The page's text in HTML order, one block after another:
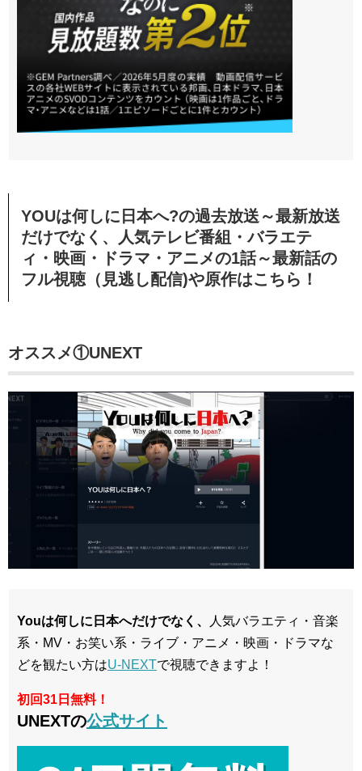
YOUは何しに日本へ?の過去放送～最新放送
だけでなく、人気テレビ番組・バラエテ
ィ・映画・ドラマ・アニメの1話～最新話の
フル視聴（見逃し配信)や原作はこちら！
オススメ①UNEXT
Youは何しに日本へだけでなく、
人気バラエティ・音楽
系・MV・お笑い系・ライブ・アニメ・映画・ドラマな
どを観たい方はU-NEXTで視聴できますよ！
初回31日無料！
UNEXTの公式サイト